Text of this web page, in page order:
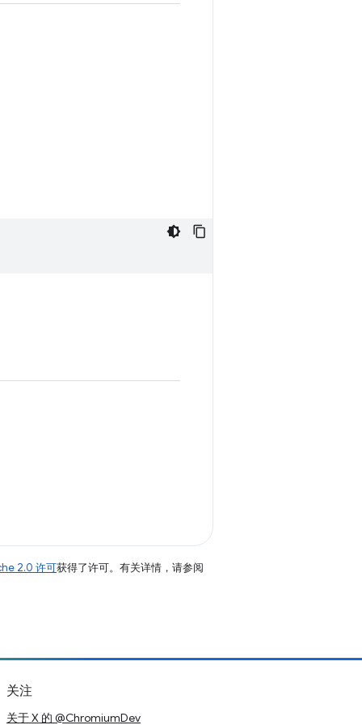
2.0 许可获得了许可。有关详情，请参阅
关注
关于 X 的 @ChromiumDev